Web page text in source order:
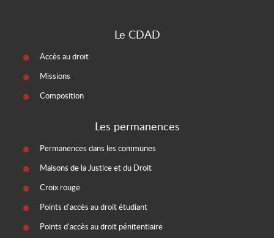
Le CDAD
Accès au droit
Missions
Composition
Les permanences
Permanences dans les communes
Maisons de la Justice et du Droit
Croix rouge
Points d'accès au droit étudiant
Points d'accès au droit pénitentiaire